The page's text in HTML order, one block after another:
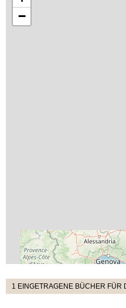
−
1 EINGETRAGENE BÜCHER FÜR